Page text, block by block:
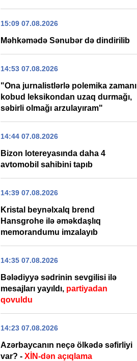
15:09 07.08.2026
Məhkəmədə Sənubər də dindirilib
14:53 07.08.2026
"Ona jurnalistlərlə polemika zamanı
kobud leksikondan uzaq durmağı,
səbirli olmağı arzulayıram"
14:44 07.08.2026
Bizon lotereyasında daha 4
avtomobil sahibini tapıb
14:39 07.08.2026
Kristal beynəlxalq brend
Hansgrohe ilə əməkdaşlıq
memorandumu imzalayıb
14:35 07.08.2026
Bələdiyyə sədrinin sevgilisi ilə
mesajları yayıldı, partiyadan
qovuldu
14:23 07.08.2026
Azərbaycanın neçə ölkədə səfirliyi
var? - XİN-dən açıqlama